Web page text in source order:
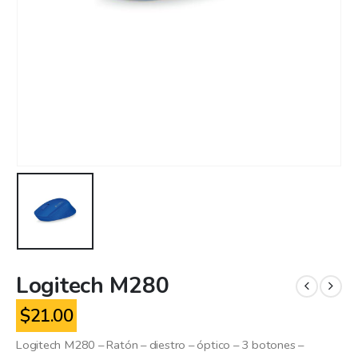
Logitech M280
$21.00
Logitech M280 – Ratón – diestro – óptico – 3 botones –